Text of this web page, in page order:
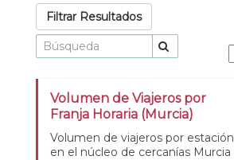
Filtrar Resultados
Volumen de Viajeros por
Franja Horaria (Murcia)
Volumen de viajeros por estación
en el núcleo de cercanías Murcia